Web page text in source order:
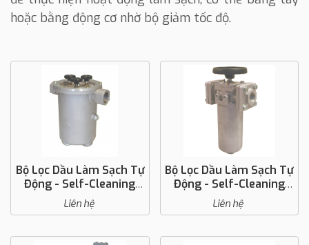
hoặc bằng động cơ nhờ bộ giảm tốc độ.
Bộ Lọc Dầu Làm Sạch Tự
Động - Self-Cleaning
Filter 41000
Liên hệ
Bộ Lọc Dầu Làm Sạch Tự
Động - Self-Cleaning
Filter 45000
Liên hệ